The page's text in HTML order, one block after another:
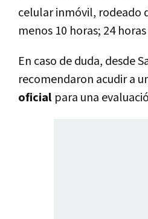
celular inmóvil, rodeado
menos 10 horas; 24
En caso de duda, desde
recomendaron acudir a
oficial para una